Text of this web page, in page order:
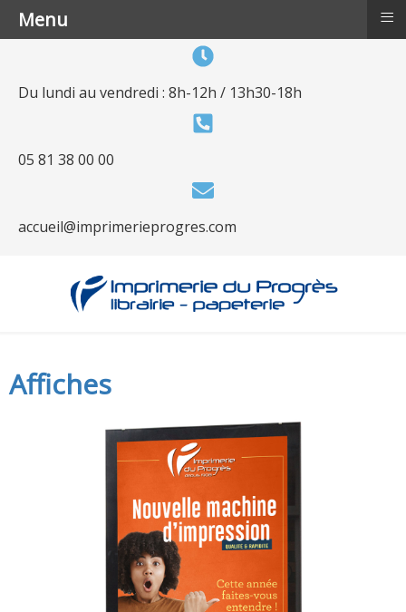
Du lundi au vendredi : 8h-12h / 13h30-18h
05 81 38 00 00
accueil@imprimerieprogres.com
Affiches
Menu ≡